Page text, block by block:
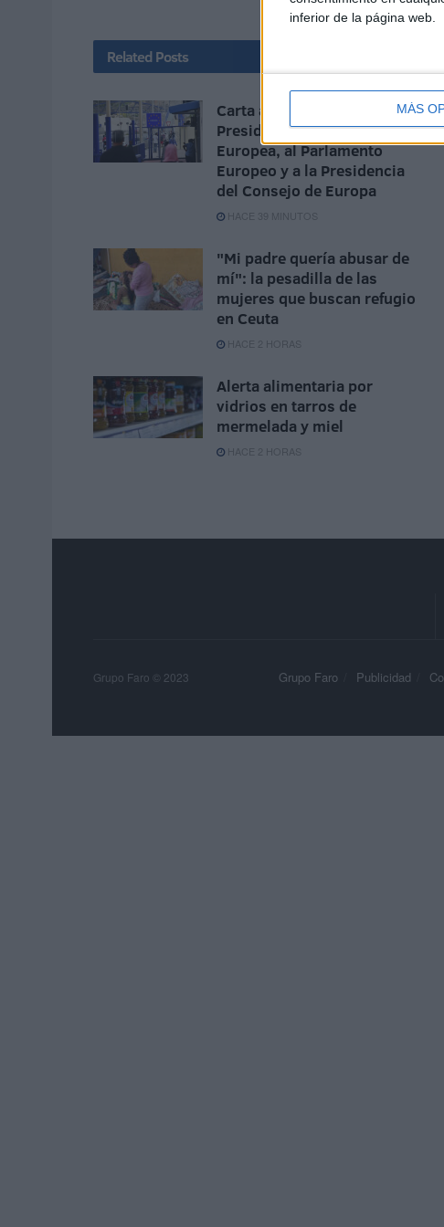
inferior de la página web.
MÁS
Related Posts
Carta abierta a la
Presidencia de la Comisión
Europea, al Parlamento
Europeo y a la Presidencia
del Consejo de Europa
HACE 39 MINUTOS
"Mi padre quería abusar de
mí": la pesadilla de las
mujeres que buscan refugio
en Ceuta
HACE 2 HORAS
Alerta alimentaria por
vidrios en tarros de
mermelada y miel
HACE 2 HORAS
Grupo Faro Publicidad
Grupo Faro © 2023